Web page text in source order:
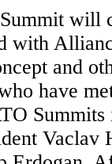
will
with
and
have
Summits
Vaclav